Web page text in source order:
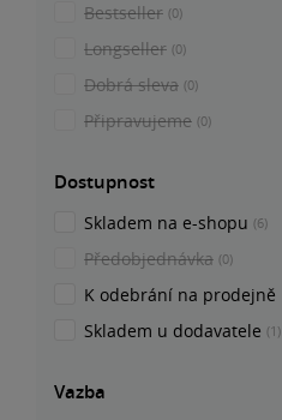
Bestseller (0)
Longseller (0)
Dobrá sleva (0)
Připravujeme (0)
Dostupnost
Skladem na e-shopu (6)
Předobjednávka (0)
K odebrání na prodejně
Skladem u dodavatele (1)
Vazba